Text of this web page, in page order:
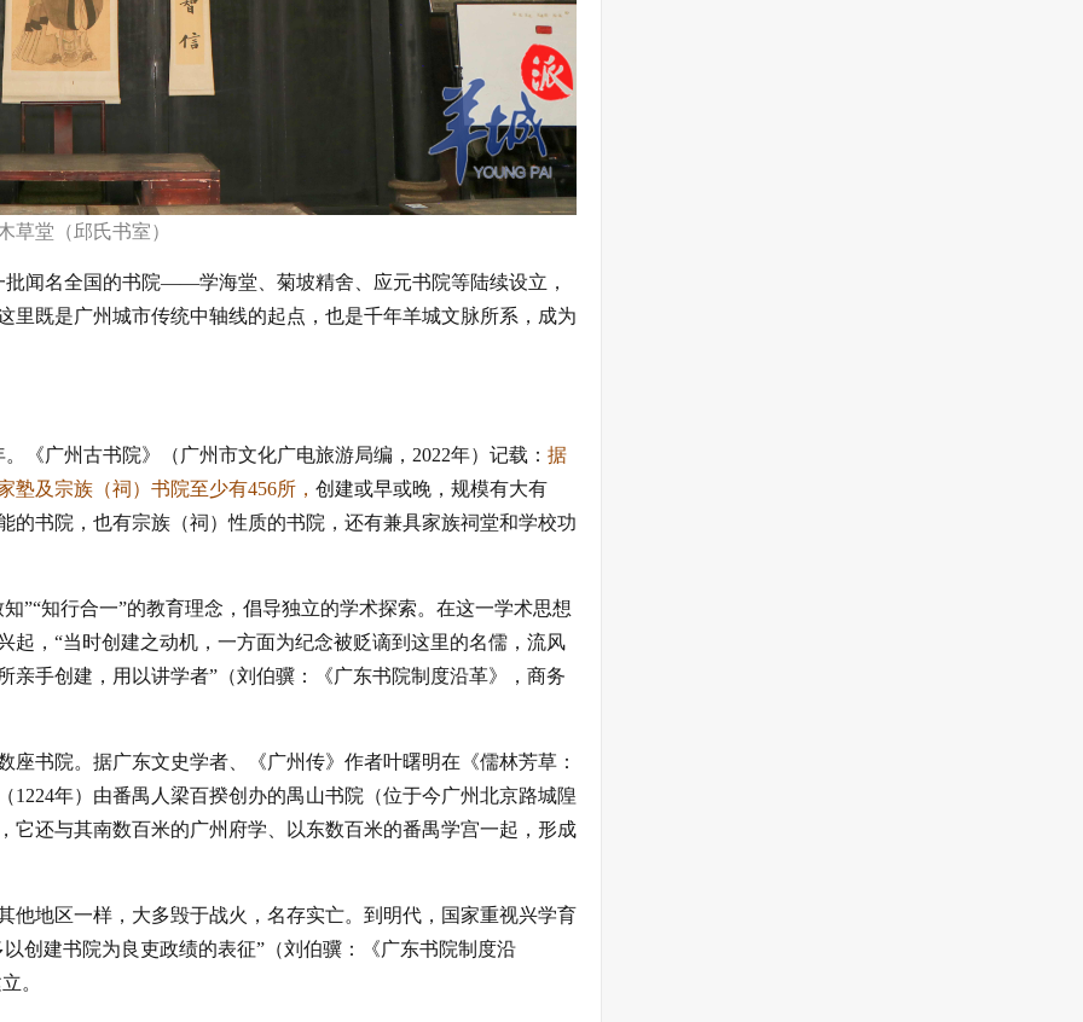
草堂（邱氏书室）
闻名全国的书院——学海堂、菊坡精舍、应元书院等陆续设立，
里既是广州城市传统中轴线的起点，也是千年羊城文脉所系，成为
《广州古书院》 （广州市文化广电旅游局编，2022年） 记载： 据
及宗族（祠）书院至少有456所， 创建或早或晚，规模有大有
的书院，也有宗族（祠）性质的书院，还有兼具家族祠堂和学校功
”“知行合一”的教育理念，倡导独立的学术探索。在这一学术思想
起，“当时创建之动机，一方面为纪念被贬谪到这里的名儒，流风
亲手创建，用以讲学者” （刘伯骥：《广东书院制度沿革》，商务
书院。据广东文史学者、《广州传》作者叶曙明在《儒林芳草：
1224年）由番禺人梁百揆创办的禺山书院 （位于今广州北京路城隍
它还与其南数百米的广州府学、以东数百米的番禺学宫一起，形成
他地区一样，大多毁于战火，名存实亡。到明代，国家重视兴学育
创建书院为良吏政绩的表征” （刘伯骥：《广东书院制度沿
。